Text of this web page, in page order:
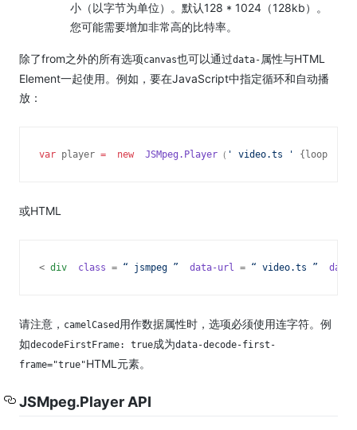
小（以字节为单位）。 默认128 * 1024（128kb）。
您可能需要增加非常高的比特率。
除了from之外的所有选项canvas也可以通过data- 属性与HTML
Element一起使用。 例如，要在JavaScript中指定循环和自动播
放：
var player = new JSMpeg.Player （ ' video.ts ' {loop
或HTML
< div class = “ jsmpeg ” data-url = “ video.ts ”
请注意， camelCased 用作数据属性时 ， 选项必须使用连字符。 例
如decodeFirstFrame: true成为data-decode-first-
frame="true"HTML元素。
JSMpeg.Player API